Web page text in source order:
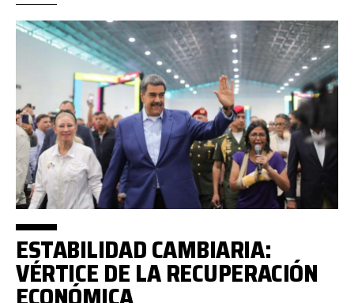
ESTABILIDAD CAMBIARIA:
VÉRTICE DE LA RECUPERACIÓN